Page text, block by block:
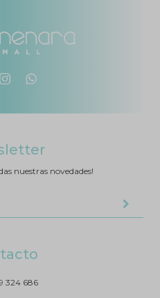
 
324 686
nuestras novedades!